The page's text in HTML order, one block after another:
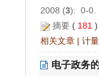
2008 (3): 0-0.
摘要 ( 181
相关文章 | 计
电子政务